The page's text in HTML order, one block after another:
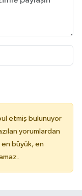
etmiş bulunuyor
yorumlardan
en büyük, en